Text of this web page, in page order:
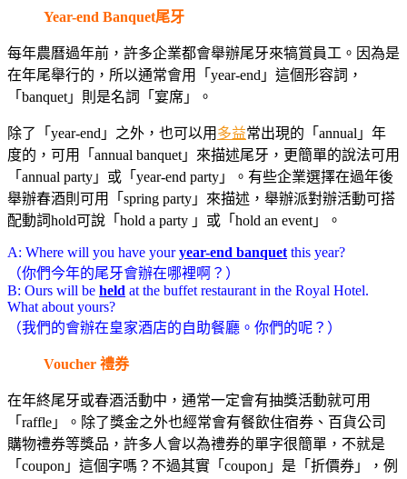
Year-end Banquet尾牙
每年農曆過年前，許多企業都會舉辦尾牙來犒賞員工。因為是
在年尾舉行的，所以通常會用「year-end」這個形容詞，
「banquet」則是名詞「宴席」。
除了「year-end」之外，也可以用 多益常出現的「annual」年
度的，可用「annual banquet」來描述尾牙，更簡單的說法可用
「annual party」或「year-end party」。有些企業選擇在過年後
舉辦春酒則可用「spring party」來描述，舉辦派對辦活動可搭
配動詞hold可說「hold a party 」或「hold an event」。
A: Where will you have youryear-end banquetthis year?
（你們今年的尾牙會辦在哪裡啊？）
B: Ours will be held at the buffet restaurant in the Royal Hotel.
What about yours?
（我們的會辦在皇家酒店的自助餐廳。你們的呢？）
Voucher 禮券
在年終尾牙或春酒活動中，通常一定會有抽獎活動就可用
「raffle」。除了獎金之外也經常會有餐飲住宿券、百貨公司
購物禮券等獎品，許多人會以為禮券的單字很簡單，不就是
「coupon」這個字嗎？不過其實「coupon」是「折價券」，例